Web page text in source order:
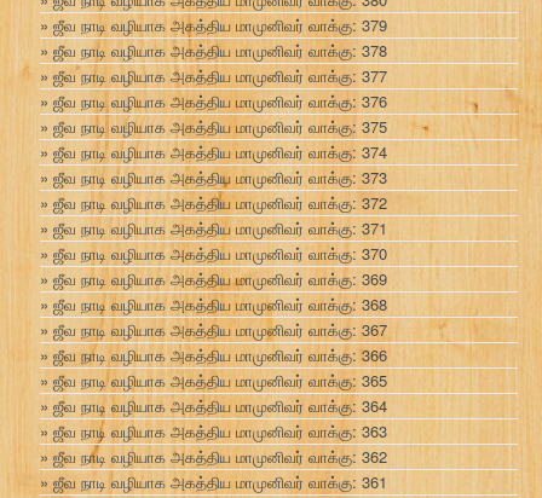
ஜீவ நாடி வழியாக அகத்திய மாமுனிவர் வாக்கு: 379
ஜீவ நாடி வழியாக அகத்திய மாமுனிவர் வாக்கு: 378
ஜீவ நாடி வழியாக அகத்திய மாமுனிவர் வாக்கு: 377
ஜீவ நாடி வழியாக அகத்திய மாமுனிவர் வாக்கு: 376
ஜீவ நாடி வழியாக அகத்திய மாமுனிவர் வாக்கு: 375
ஜீவ நாடி வழியாக அகத்திய மாமுனிவர் வாக்கு: 374
ஜீவ நாடி வழியாக அகத்திய மாமுனிவர் வாக்கு: 373
ஜீவ நாடி வழியாக அகத்திய மாமுனிவர் வாக்கு: 372
ஜீவ நாடி வழியாக அகத்திய மாமுனிவர் வாக்கு: 371
ஜீவ நாடி வழியாக அகத்திய மாமுனிவர் வாக்கு: 370
ஜீவ நாடி வழியாக அகத்திய மாமுனிவர் வாக்கு: 369
ஜீவ நாடி வழியாக அகத்திய மாமுனிவர் வாக்கு: 368
ஜீவ நாடி வழியாக அகத்திய மாமுனிவர் வாக்கு: 367
ஜீவ நாடி வழியாக அகத்திய மாமுனிவர் வாக்கு: 366
ஜீவ நாடி வழியாக அகத்திய மாமுனிவர் வாக்கு: 365
ஜீவ நாடி வழியாக அகத்திய மாமுனிவர் வாக்கு: 364
ஜீவ நாடி வழியாக அகத்திய மாமுனிவர் வாக்கு: 363
ஜீவ நாடி வழியாக அகத்திய மாமுனிவர் வாக்கு: 362
ஜீவ நாடி வழியாக அகத்திய மாமுனிவர் வாக்கு: 361